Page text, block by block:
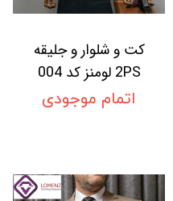
کت و شلوار و جلیقه
2PS لومنز کد 004
اتمام موجودی